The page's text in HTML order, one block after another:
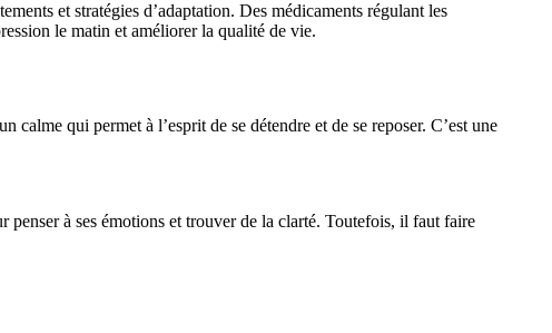
et stratégies d’adaptation. Des médicaments régulant les
le matin et améliorer la qualité de vie.
qui permet à l’esprit de se détendre et de se reposer. C’est une
à ses émotions et trouver de la clarté. Toutefois, il faut faire